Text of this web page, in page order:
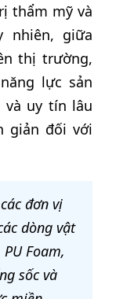
thẩm mỹ và
nhiên, giữa
thị trường,
lực sản
và uy tín lâu
giản đối với
đơn vị
dòng vật
Foam,
sốc và